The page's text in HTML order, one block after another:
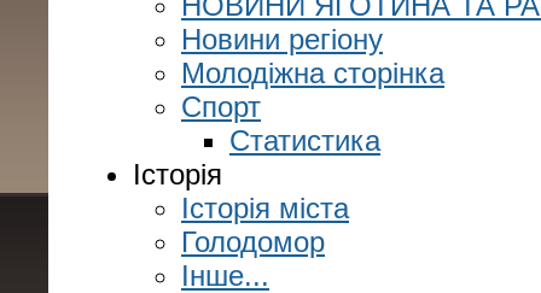
Новини регіону
Молодіжна сторінка
Спорт
Статистика
Історія
Історія міста
Голодомор
Інше...